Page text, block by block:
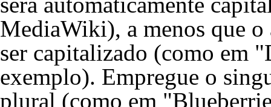
MediaWiki), a menos que
ser capitalizado (como em
exemplo). Empregue o
plural (como em